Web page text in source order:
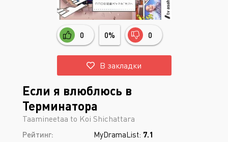
Или войти через
0 0% 0
В закладки
Если я влюблюсь в
Терминатора
Taamineetaa to Koi Shichattara
Рейтинг: MyDramaList: 7.1